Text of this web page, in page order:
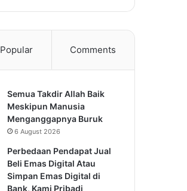
Popular Comments
Semua Takdir Allah Baik
Meskipun Manusia
Menganggapnya Buruk
6 August 2026
Perbedaan Pendapat Jual
Beli Emas Digital Atau
Simpan Emas Digital di
Bank, Kami Pribadi